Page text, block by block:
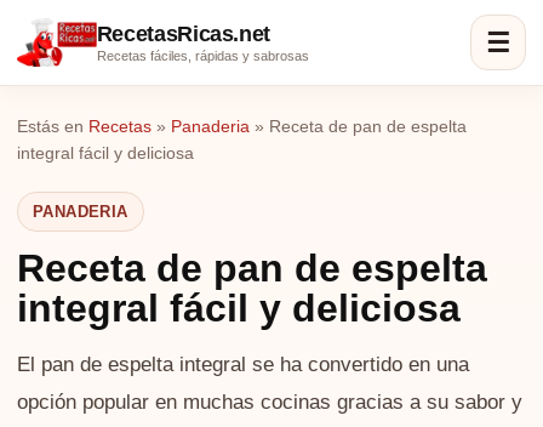
RecetasRicas.net
Recetas fáciles, rápidas y sabrosas ☰
Estás en Recetas » Panaderia » Receta de pan de espelta
integral fácil y deliciosa
PANADERIA
Receta de pan de espelta
integral fácil y deliciosa
El pan de espelta integral se ha convertido en una
opción popular en muchas cocinas gracias a su sabor y